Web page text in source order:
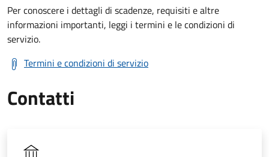
Per conoscere i dettagli di scadenze, requisiti e altre
informazioni importanti, leggi i termini e le condizioni di
servizio.
Termini e condizioni di servizio
Contatti